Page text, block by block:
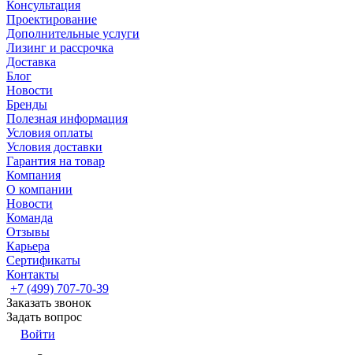
Консультация
Проектирование
Дополнительные услуги
Лизинг и рассрочка
Доставка
Блог
Новости
Бренды
Полезная информация
Условия оплаты
Условия доставки
Гарантия на товар
Компания
О компании
Новости
Команда
Отзывы
Карьера
Сертификаты
Контакты
+7 (499) 707-70-39
Заказать звонок
Задать вопрос
Войти